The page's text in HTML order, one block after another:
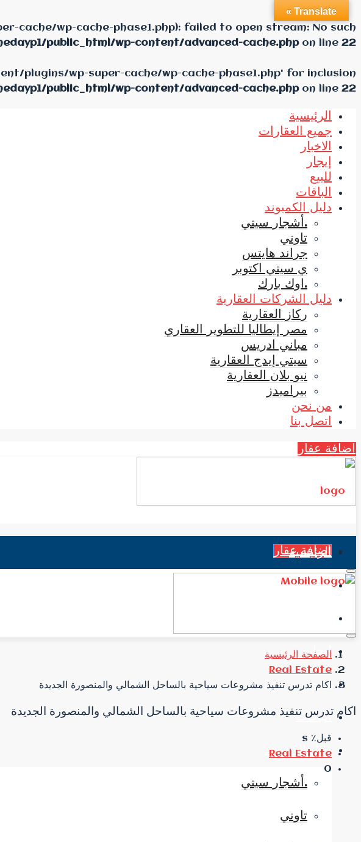
cache/wp-cache-phase1.php): failed to open stream: No such
public_html/wp-content/advanced-cache.phpon line 22
plugins/wp-super-cache/wp-cache-phase1.php' for inclusion
public_html/wp-content/advanced-cache.phpon line 22
الرئيسية
جميع العقارات
الاخبار
إيجار
للبيع
الباقات
دليل الكمبوند
.أشجار سيتي
تاوني
جراند هايتس
ي سيتي اكتوبر
.اوك بارك
دليل الشركات العقارية
ركاز العقارية
مصر إيطاليا للتطوير العقاري
مباني ادريس
سيتي إيدج العقارية
نيو بلان العقارية
بيراميدز
من نحن
اتصل بنا
اضافة عقار
اضافة عقار
الرئيسية
جميع العقارات
إيجار
للبيع
الباقات
دليل الكمبوند
.أشجار سيتي
تاوني
الصفحة الرئيسية
Real Estate
اكام تدرس تنفيذ مشروعات سياحية بالساحل الشمالي والمنصورة الجديدة
اكام تدرس تنفيذ مشروعات سياحية بالساحل الشمالي والمنصورة الجديدة
قبل٪ s
Real Estate
0
Translate »